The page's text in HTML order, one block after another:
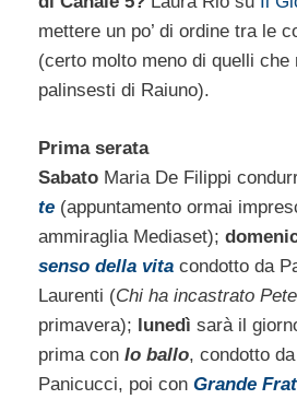
mettere un po’ di ordine tra le
(certo molto meno di quelli che
palinsesti di Raiuno).
Prima serata
Sabato Maria De Filippi
te (appuntamento ormai
ammiraglia Mediaset);
senso della vita condotto da
Laurenti (Chi ha incastrato
primavera); lunedì sarà il
prima con Io ballo, condotto
Panicucci, poi con Grande